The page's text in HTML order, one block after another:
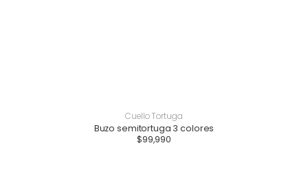
Cuello Tortuga
Buzo semitortuga 3 colores
$99,990